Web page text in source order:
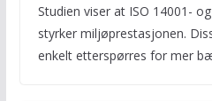
Studien viser at ISO 14001-
styrker miljøprestasjonen.
enkelt etterspørres for mer